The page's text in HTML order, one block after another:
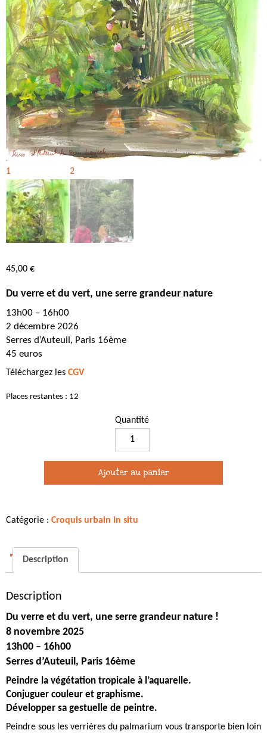
45,00 €
Du verre et du vert, une serre grandeur nature
13h00 – 16h00
2 décembre 2026
Serres d’Auteuil, Paris 16ème
45 euros
Téléchargez les CGV
Places restantes : 12
Quantité
quantité
de
vert,
décembre
Ajouter au panier
Catégorie : Croquis urbain in situ
Description
Description
Du verre et du vert, une serre grandeur nature !
8 novembre 2025
13h00 – 16h00
Serres d’Auteuil, Paris 16ème
Peindre la végétation tropicale à l’aquarelle.
Conjuguer couleur et graphisme.
Développer sa gestuelle de peintre.
Peindre sous les verrières du palmarium vous transporte bien loin